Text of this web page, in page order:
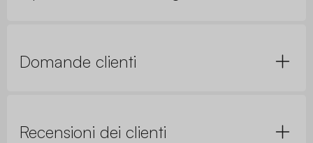
Domande clienti
Recensioni dei clienti